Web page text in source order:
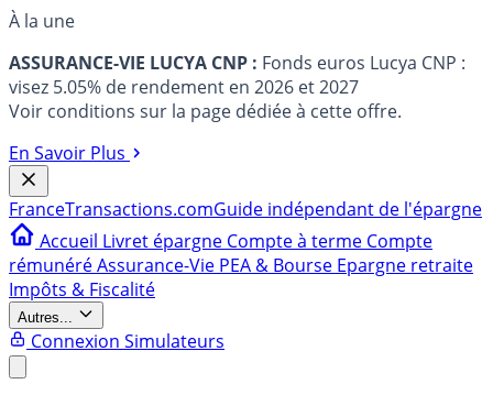
À la une
ASSURANCE-VIE LUCYA CNP : Fonds euros Lucya CNP :
visez 5.05% de rendement en 2026 et 2027
Voir conditions sur la page dédiée à cette offre.
En Savoir Plus
FranceTransactions.comGuide indépendant de l'épargne
Accueil Livret épargne Compte à terme Compte
rémunéréAssurance-Vie PEA & Bourse Epargne retraite
Impôts & Fiscalité
Autres...
Connexion Simulateurs